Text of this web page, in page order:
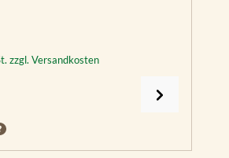
zzgl. Versandkosten